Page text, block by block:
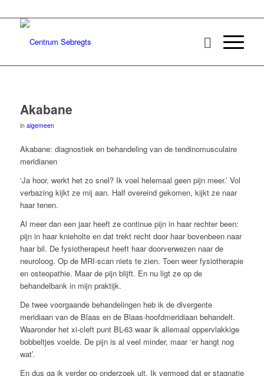
Akabane
in algemeen
Akabane: diagnostiek en behandeling van de tendinomusculaire
meridianen
‘Ja hoor, werkt het zo snel? Ik voel helemaal geen pijn meer.’ Vol
verbazing kijkt ze mij aan. Half overeind gekomen, kijkt ze naar
haar tenen.
Al meer dan een jaar heeft ze continue pijn in haar rechter been:
pijn in haar knieholte en dat trekt recht door haar bovenbeen naar
haar bil. De fysiotherapeut heeft haar doorverwezen naar de
neuroloog. Op de MRI-scan niets te zien. Toen weer fysiotherapie
en osteopathie. Maar de pijn blijft. En nu ligt ze op de
behandelbank in mijn praktijk.
De twee voorgaande behandelingen heb ik de divergente
meridiaan van de Blaas en de Blaas-hoofdmeridiaan behandelt.
Waaronder het xi-cleft punt BL-63 waar ik allemaal oppervlakkige
bobbeltjes voelde. De pijn is al veel minder, maar ‘er hangt nog
wat’.
En dus ga ik verder op onderzoek uit. Ik vermoed dat er stagnatie